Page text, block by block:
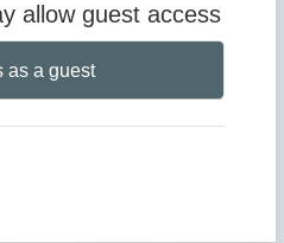
allow guest access
as a guest